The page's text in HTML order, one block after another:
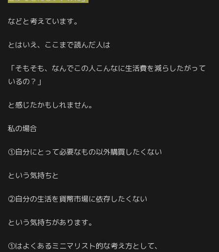
などと考えています。
とはいえ、ここまで読んだ人は
「そもそも、なんでこの人こんなに生活費を減らしたがって
いるの？」
と感じたかもしれません。
私の場合
①自分にとって必要なもの以外購買したくない
という気持ちと
②自分の生活を貨幣市場に依存したくない
という気持ちがあります。
①はよくあるミニマリスト的な考え方として、